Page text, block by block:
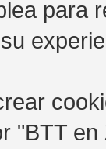
para
"BTT